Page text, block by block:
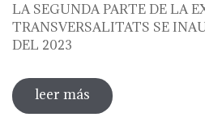
LA SEGUNDA PARTE DE LA
TRANSVERSALITATS SE
DEL 2023
leer más sobre
contemporània